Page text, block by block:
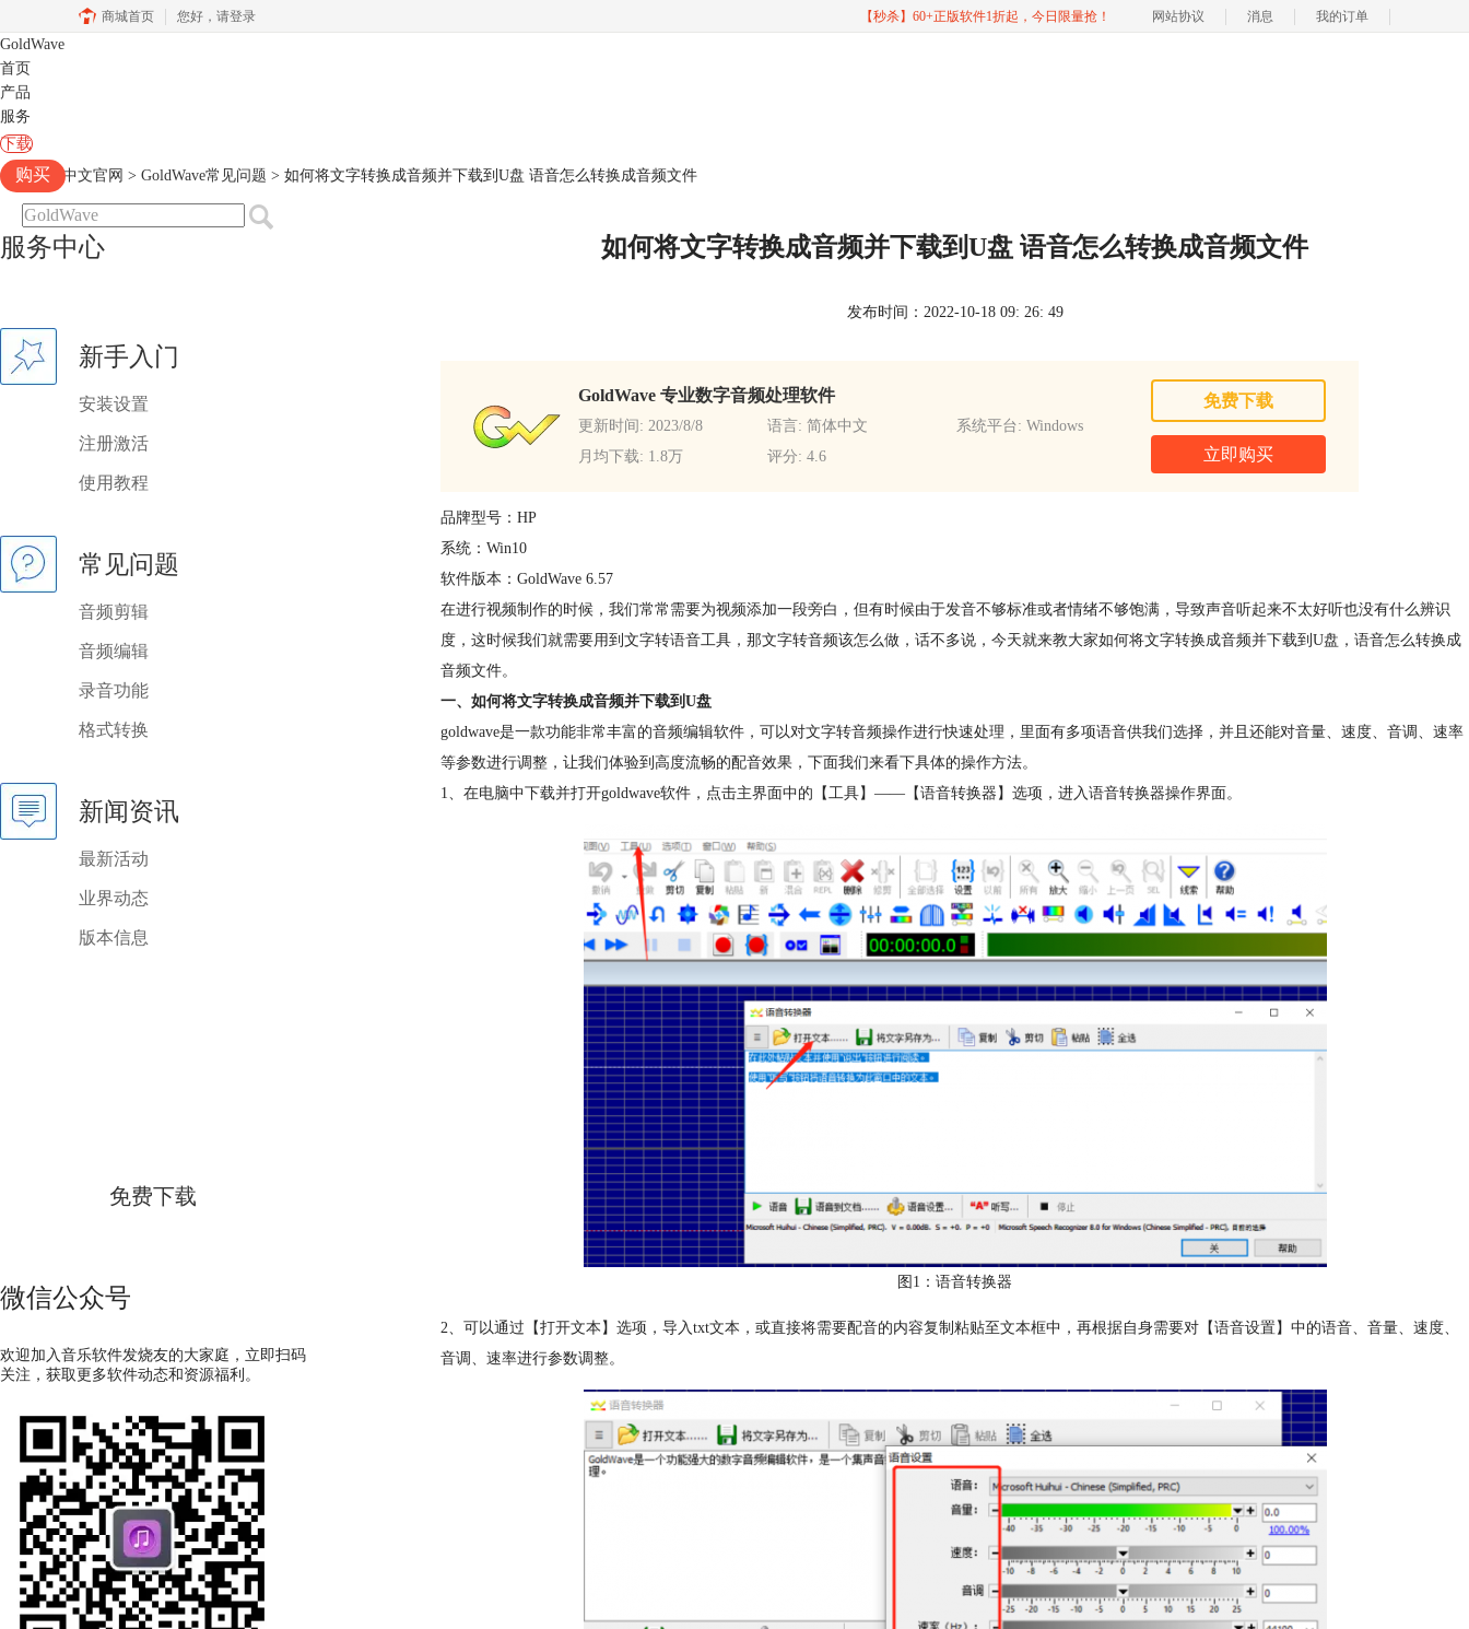
商城首页 您好， 请登录 【秒杀】60+正版软件1折起，今日限量抢！ 网站协议 消息 我的订单
GoldWave
首页
产品
服务
下载
购买
Goldwave中文官网 > GoldWave常见问题 > 如何将文字转换成音频并下载到U盘 语音怎么转换成音频文件
服务中心
新手入门
安装设置
注册激活
使用教程
常见问题
音频剪辑
音频编辑
录音功能
格式转换
新闻资讯
最新活动
业界动态
版本信息
免费下载
微信公众号
欢迎加入音乐软件发烧友的大家庭，立即扫码
关注，获取更多软件动态和资源福利。
如何将文字转换成音频并下载到U盘 语音怎么转换成音频文件
发布时间：2022-10-18 09: 26: 49
GoldWave 专业数字音频处理软件
更新时间: 2023/8/8 语言: 简体中文
系统平台: Windows
月均下载: 1.8万
评分: 4.6
免费下载
立即购买
品牌型号：HP
系统：Win10
软件版本：GoldWave 6.57
在进行视频制作的时候，我们常常需要为视频添加一段旁白，但有时候由于发音不够标准或者情绪不够饱满，导致声音听起来不太好听也没有什么辨识
度，这时候我们就需要用到文字转语音工具，那文字转音频该怎么做，话不多说，今天就来教大家如何将文字转换成音频并下载到U盘，语音怎么转换成
音频文件。
一、如何将文字转换成音频并下载到U盘
goldwave是一款功能非常丰富的音频编辑软件，可以对文字转音频操作进行快速处理，里面有多项语音供我们选择，并且还能对音量、速度、音调、速率
等参数进行调整，让我们体验到高度流畅的配音效果，下面我们来看下具体的操作方法。
1、在电脑中下载并打开goldwave软件，点击主界面中的【工具】——【语音转换器】选项，进入语音转换器操作界面。
图1：语音转换器
2、可以通过【打开文本】选项，导入txt文本，或直接将需要配音的内容复制粘贴至文本框中，再根据自身需要对【语音设置】中的语音、音量、速度、
音调、速率进行参数调整。